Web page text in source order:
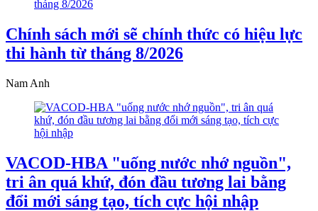
Chính sách mới sẽ chính thức có hiệu lực
thi hành từ tháng 8/2026
Nam Anh
VACOD-HBA "uống nước nhớ nguồn",
tri ân quá khứ, đón đầu tương lai bằng
đổi mới sáng tạo, tích cực hội nhập